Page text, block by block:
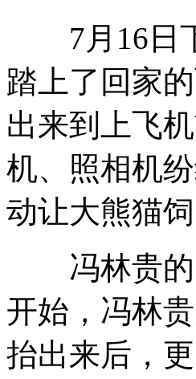
科学家预测人类或百年内接
南京地铁血案系癫痫病人自
刘洋父母居住小区停电 开
网传眼保健操残害青少年
夫妻海边散步 遭遇大风妻子
7月16日下
踏上了回家
出来到上飞
机、照相机
动让大熊猫
冯林贵的
开始，冯林
抬出来后，